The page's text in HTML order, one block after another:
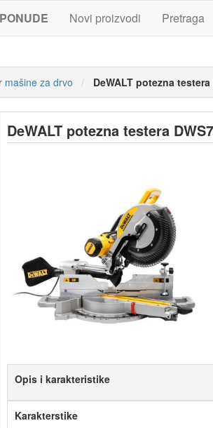
Novi proizvodi Pretraga
mašine za drvo DeWALT potezna testera
DeWALT potezna testera
Opis i karakteristike
Karakterstike